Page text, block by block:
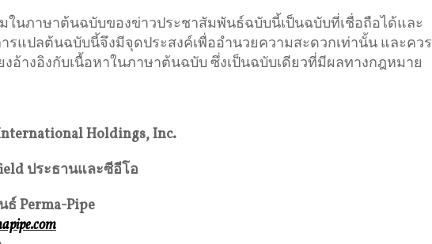
ในภาษาต้นฉบับของข่าวประชาสัมพันธ์ฉบับนี้เป็นฉบับที่เชื่อถือได้และ
ารแปลต้นฉบับนี้จึงมีจุดประสงค์เพื่ออำนวยความสะดวกเท่านั้น และควร
งอ้างอิงกับเนื้อหาในภาษาต้นฉบับ ซึ่งเป็นฉบับเดียวที่มีผลทางกฎหมาย
Holdings, Inc.
ประธานและซีอีโอ
Perma-Pipe